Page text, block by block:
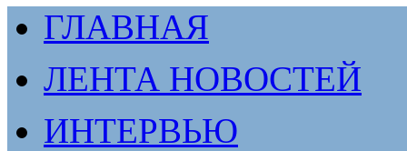
ГЛАВНАЯ
ЛЕНТА НОВОСТЕЙ
ИНТЕРВЬЮ